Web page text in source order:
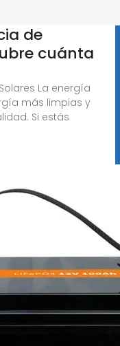
de
cuánta
La energía
más limpias y
Si estás